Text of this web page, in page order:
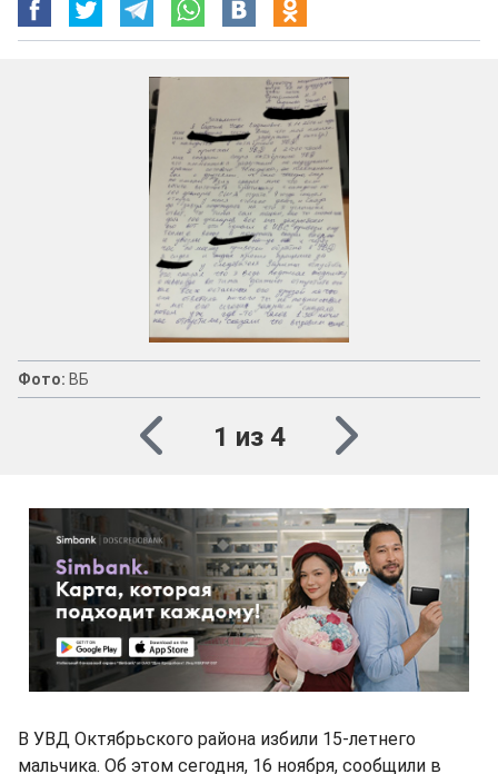
Фото: ВБ
1 из 4
В УВД Октябрьского района избили 15-летнего
мальчика. Об этом сегодня, 16 ноября, сообщили в